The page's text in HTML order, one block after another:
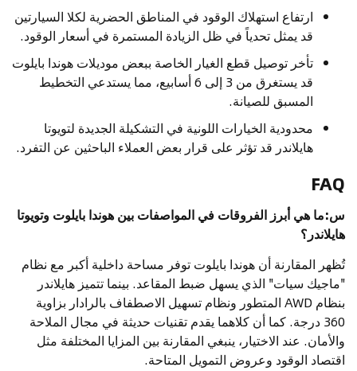
ارتفاع استهلاك الوقود في المناطق الحضرية لكلا السيارتين
قد يمثل تحدياً في ظل الزيادة المستمرة في أسعار الوقود.
تأخر توصيل قطع الغيار الخاصة ببعض موديلات هوندا بايلوت
قد يستغرق من 3 إلى 6 أسابيع، مما يستدعي التخطيط
المسبق للصيانة.
محدودية الخيارات اللونية في التشكيلة الجديدة لتويوتا
هايلاندر قد تؤثر على قرار بعض العملاء الباحثين عن التفرد.
FAQ
س:ما هي أبرز الفروقات في المواصفات بين هوندا بايلوت وتويوتا
هايلاندر؟
تُظهر المقارنة أن هوندا بايلوت توفر مساحة داخلية أكبر مع نظام
"ماجيك سيات" الذي يسهل ضبط المقاعد. بينما تتميز هايلاندر
بنظام AWD المتطور ونظام تسهيل الاصطفاف بالرادار بزاوية
360 درجة. كما أن كلاهما يقدم تقنيات حديثة في مجال الملاحة
والأمان. عند الاختيار، ينبغي المقارنة بين المزايا المختلفة مثل
اقتصاد الوقود وعروض التمويل المتاحة.